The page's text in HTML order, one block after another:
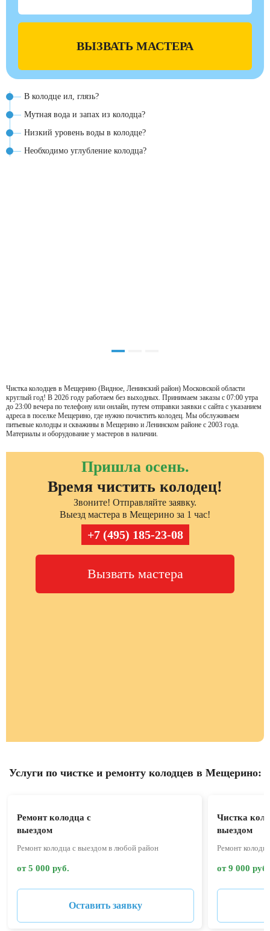
ВЫЗВАТЬ МАСТЕРА
В колодце ил, глязь?
Мутная вода и запах из колодца?
Низкий уровень воды в колодце?
Необходимо углубление колодца?
Чистка колодцев в Мещерино (Видное, Ленинский район) Московской области
круглый год! В 2026 году работаем без выходных. Принимаем заказы с 07:00 утра
до 23:00 вечера по телефону или онлайн, путем отправки заявки с сайта с указанием
адреса в поселке Мещерино, где нужно почистить колодец. Мы обслуживаем
питьевые колодцы и скважины в Мещерино и Ленинском районе с 2003 года.
Материалы и оборудование у мастеров в наличии.
Пришла осень.
Время чистить колодец!
Звоните! Отправляйте заявку.
Выезд мастера в Мещерино за 1 час!
+7 (495) 185-23-08
Вызвать мастера
Услуги по чистке и ремонту колодцев в Мещерино:
Ремонт колодца с
выездом
Ремонт колодца с выездом в любой район
от 5 000 руб.
Оставить заявку
Чистка
выездом
Ремонт
от 9 000 руб.